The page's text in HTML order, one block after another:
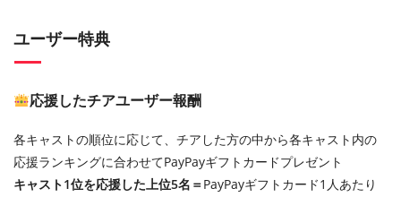
ユーザー特典
応援したチアユーザー報酬
各キャストの順位に応じて、チアした方の中から各キャスト内の
応援ランキングに合わせてPayPayギフトカードプレゼント
キャスト1位を応援した上位5名＝PayPayギフトカード1人あたり